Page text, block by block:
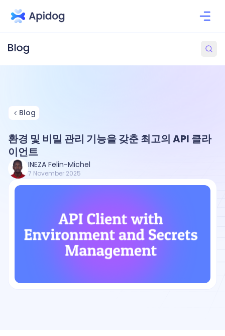
Blog
환경 및 비밀 관리 기능을 갖춘 최고의 API 클라
이언트
INEZA Felin-Michel
7 November 2025